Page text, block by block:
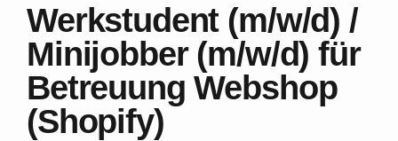
Werkstudent (m/w/d) /
Minijobber (m/w/d) für
Betreuung Webshop
(Shopify)